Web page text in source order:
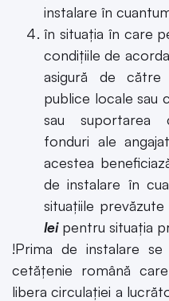
instalare în
în situația în care
condițiile de
asigură de către
publice locale sau
sau suportarea
fonduri ale
acestea
de instalare în
situațiile
leipentru situația
!Prima de instalare
cetățenie română
libera circulației a